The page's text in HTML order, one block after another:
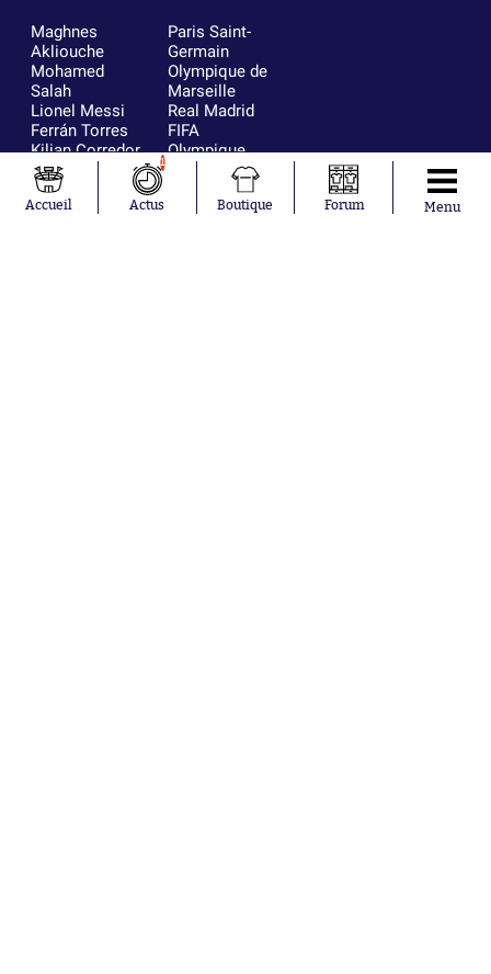
Maghnes
Akliouche
Mohamed
Salah
Lionel Messi
Ferrán Torres
Kilian Corredor
Franco
Mastantuono
Orel Mangala
Paris Saint-
Germain
Olympique de
Marseille
Real Madrid
FIFA
Olympique
AS Monaco
FC Barcelone
Accueil
1
Actus Boutique Forum Menu